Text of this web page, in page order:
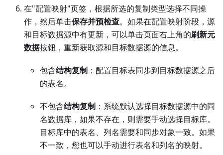
在"配置映射"页签，根据所选的复制类型选择不同操
作，然后单击保存并预检查。如果在配置映射阶段，源
和目标数据源中有更新，可以单击页面右上角的刷新元
数据按钮，重新获取源和目标数据源的信息。
包含结构复制 ：配置目标表同步到目标数据源之后
的表名。
不包含结构复制 ：系统默认选择目标数据源中的同
名数据库，如果不存在，则需要手动选择目标库。
目标库中的表名、列名需要和同步对象一致。如果
不一致，您也可以手动进行表名和列名的映射。